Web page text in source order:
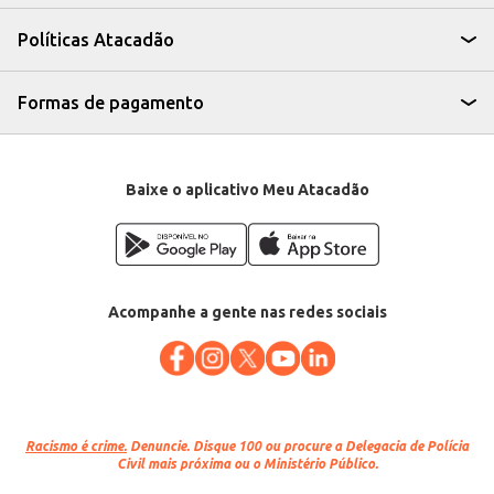
grandes quantidades para eventos.
A Picanha Suína Temperada Seara oferece um produto de qualidade,
pronto para o preparo, contribuindo para a eficiência e o sucesso do seu
clientes.
Departamento: Carnes, aves e peixes
Políticas Atacadão
Formas de pagamento
Baixe o aplicativo Meu Atacadão
Acompanhe a gente nas redes sociais
Racismo é crime. Denuncie. Disque 100 ou procure a Delegacia de Polícia
Civil mais próxima ou o Ministério Público.